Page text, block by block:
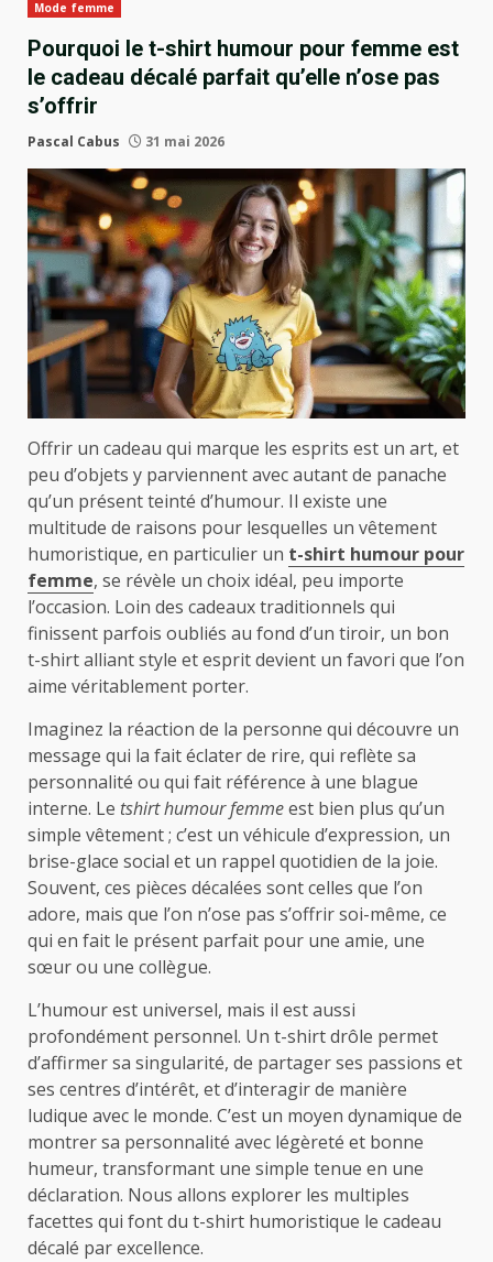
Mode femme
Pourquoi le t-shirt humour pour femme est
le cadeau décalé parfait qu’elle n’ose pas
s’offrir
Pascal Cabus 31 mai 2026
Offrir un cadeau qui marque les esprits est un art, et
peu d’objets y parviennent avec autant de panache
qu’un présent teinté d’humour. Il existe une
multitude de raisons pour lesquelles un vêtement
humoristique, en particulier un t-shirt humour pour
femme, se révèle un choix idéal, peu importe
l’occasion. Loin des cadeaux traditionnels qui
finissent parfois oubliés au fond d’un tiroir, un bon
t-shirt alliant style et esprit devient un favori que l’on
aime véritablement porter.
Imaginez la réaction de la personne qui découvre un
message qui la fait éclater de rire, qui reflète sa
personnalité ou qui fait référence à une blague
interne. Le tshirt humour femmeest bien plus qu’un
simple vêtement ; c’est un véhicule d’expression, un
brise-glace social et un rappel quotidien de la joie.
Souvent, ces pièces décalées sont celles que l’on
adore, mais que l’on n’ose pas s’offrir soi-même, ce
qui en fait le présent parfait pour une amie, une
sœur ou une collègue.
L’humour est universel, mais il est aussi
profondément personnel. Un t-shirt drôle permet
d’affirmer sa singularité, de partager ses passions et
ses centres d’intérêt, et d’interagir de manière
ludique avec le monde. C’est un moyen dynamique de
montrer sa personnalité avec légèreté et bonne
humeur, transformant une simple tenue en une
déclaration. Nous allons explorer les multiples
facettes qui font du t-shirt humoristique le cadeau
décalé par excellence.